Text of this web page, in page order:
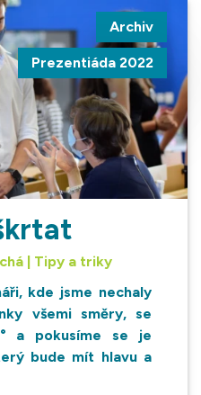
Archiv
Prezentiáda 2022
| Tipy a triky
kde jsme nechaly
všemi směry, se
a pokusíme se je
bude mít hlavu a